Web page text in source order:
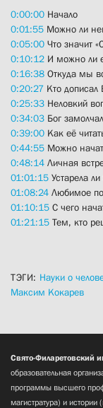
0:00:00 Начало
0:01:55 Можно ли
0:05:00 Что значит
0:10:12 И можно ли
0:16:38 Откуда мы
0:20:27 Кто дописал
0:25:33 Неловкий
0:34:03 Бог
0:39:00 Как её
0:44:55 Можно
0:48:14 Личная
01:01:15 Устарела
01:08:24 Любимое
01:10:15 С чего
01:21:15 Тем, кто
ТЭГИ: Науки о
Максим Кокарев
Свято-Филаретовский
образовательная
программы высшего
магистратура) и истории